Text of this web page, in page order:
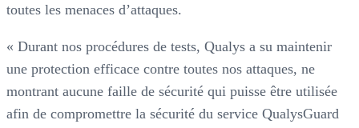
toutes les menaces d’attaques.
« Durant nos procédures de tests, Qualys a su maintenir
une protection efficace contre toutes nos attaques, ne
montrant aucune faille de sécurité qui puisse être utilisée
afin de compromettre la sécurité du service QualysGuard